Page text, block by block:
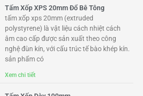
Tấm Xốp XPS 20mm Đổ Bê Tông
tấm xốp xps 20mm (extruded
polystyrene) là vật liệu cách nhiệt cách
âm cao cấp được sản xuất theo công
nghệ đùn kín, với cấu trúc tế bào khép kín.
sản phẩm có
Xem chi tiết